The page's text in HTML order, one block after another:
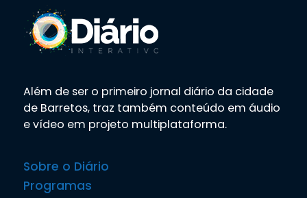
Além de ser o primeiro jornal diário da cidade
de Barretos, traz também conteúdo em áudio
e vídeo em projeto multiplataforma.
Sobre o Diário
Programas